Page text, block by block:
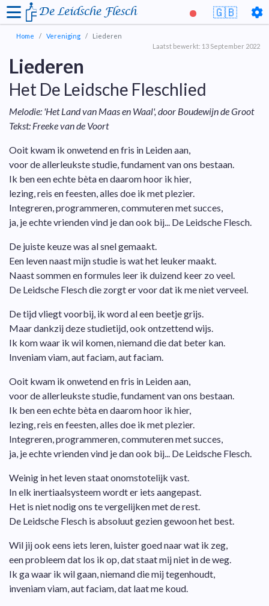
🇬🇧
De Leidsche Flesch
Home Vereniging
Liederen
Laatst bewerkt: 13 September 2022
Liederen
Het De Leidsche Fleschlied
Melodie: 'Het Land van Maas en Waal', door Boudewijn de Groot
Tekst: Freeke van de Voort
Ooit kwam ik onwetend en fris in Leiden aan,
voor de allerleukste studie, fundament van ons bestaan.
Ik ben een echte bèta en daarom hoor ik hier,
lezing, reis en feesten, alles doe ik met plezier.
Integreren, programmeren, commuteren met succes,
ja, je echte vrienden vind je dan ook bij... De Leidsche Flesch.
De juiste keuze was al snel gemaakt.
Een leven naast mijn studie is wat het leuker maakt.
Naast sommen en formules leer ik duizend keer zo veel.
De Leidsche Flesch die zorgt er voor dat ik me niet verveel.
De tijd vliegt voorbij, ik word al een beetje grijs.
Maar dankzij deze studietijd, ook ontzettend wijs.
Ik kom waar ik wil komen, niemand die dat beter kan.
Inveniam viam, aut faciam, aut faciam.
Ooit kwam ik onwetend en fris in Leiden aan,
voor de allerleukste studie, fundament van ons bestaan.
Ik ben een echte bèta en daarom hoor ik hier,
lezing, reis en feesten, alles doe ik met plezier.
Integreren, programmeren, commuteren met succes,
ja, je echte vrienden vind je dan ook bij... De Leidsche Flesch.
Weinig in het leven staat onomstotelijk vast.
In elk inertiaalsysteem wordt er iets aangepast.
Het is niet nodig ons te vergelijken met de rest.
De Leidsche Flesch is absoluut gezien gewoon het best.
Wil jij ook eens iets leren, luister goed naar wat ik zeg,
een probleem dat los ik op, dat staat mij niet in de weg.
Ik ga waar ik wil gaan, niemand die mij tegenhoudt,
inveniam viam, aut faciam, dat laat me koud.